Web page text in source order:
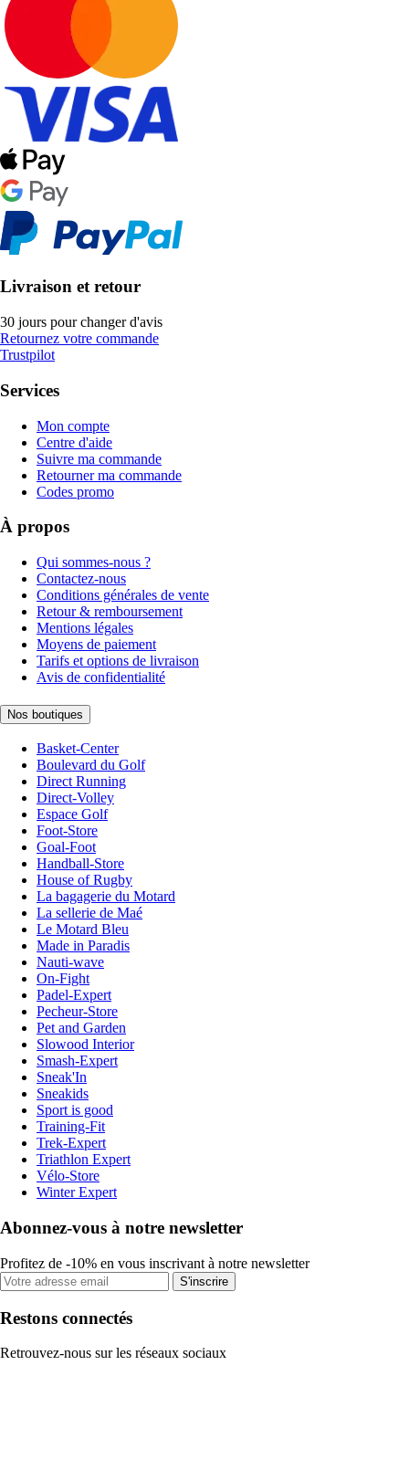
Livraison et retour
30 jours pour changer d'avis
Retournez votre commande
Trustpilot
Services
Mon compte
Centre d'aide
Suivre ma commande
Retourner ma commande
Codes promo
À propos
Qui sommes-nous ?
Contactez-nous
Conditions générales de vente
Retour & remboursement
Mentions légales
Moyens de paiement
Tarifs et options de livraison
Avis de confidentialité
Nos boutiques
Basket-Center
Boulevard du Golf
Direct Running
Direct-Volley
Espace Golf
Foot-Store
Goal-Foot
Handball-Store
House of Rugby
La bagagerie du Motard
La sellerie de Maé
Le Motard Bleu
Made in Paradis
Nauti-wave
On-Fight
Padel-Expert
Pecheur-Store
Pet and Garden
Slowood Interior
Smash-Expert
Sneak'In
Sneakids
Sport is good
Training-Fit
Trek-Expert
Triathlon Expert
Vélo-Store
Winter Expert
Abonnez-vous à notre newsletter
Profitez de -10% en vous inscrivant à notre newsletter
S'inscrire
Restons connectés
Retrouvez-nous sur les réseaux sociaux